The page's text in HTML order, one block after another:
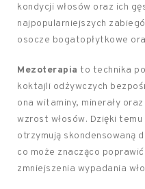
kondycji włosów oraz ich
najpopularniejszych
osocze bogatopłytkowe
Mezoterapia to technika
koktajli odżywczych
ona witaminy, minerały
wzrost włosów. Dzięki
otrzymują skondensowaną
co może znacząco
zmniejszenia wypadania